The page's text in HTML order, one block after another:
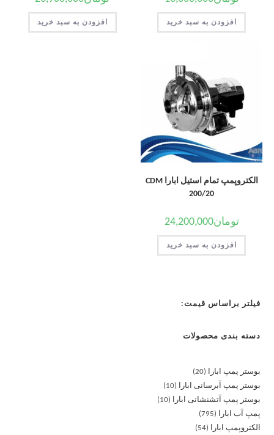
افزودن به سبد خرید افزودن به سبد خرید
الکتروپمپ تمام استیل ابارا CDM
200/20
تومان24,200,000
افزودن به سبد خرید
فیلتر براساس قیمت:
دسته بندی محصولات
بوستر پمپ ابارا
20
بوستر پمپ آبرسانی ابارا
10
بوستر پمپ آتشنشانی ابارا
10
پمپ آب ابارا
795
الکتروپمپ ابارا
54